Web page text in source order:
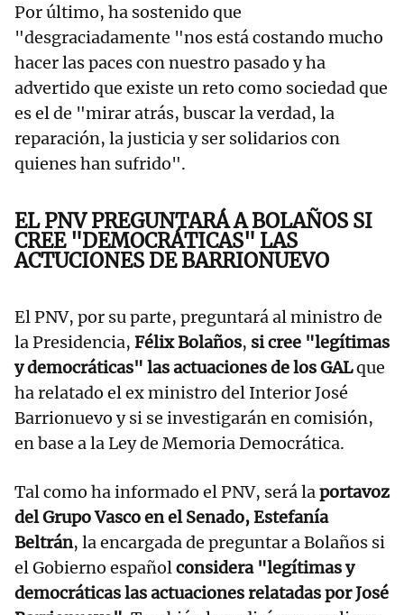
Por último, ha sostenido que
"desgraciadamente "nos está costando mucho
hacer las paces con nuestro pasado y ha
advertido que existe un reto como sociedad que
es el de "mirar atrás, buscar la verdad, la
reparación, la justicia y ser solidarios con
quienes han sufrido".
EL PNV PREGUNTARÁ A BOLAÑOS SI
CREE "DEMOCRÁTICAS" LAS
ACTUCIONES DE BARRIONUEVO
El PNV, por su parte, preguntará al ministro de
la Presidencia, Félix Bolaños, si cree "legítimas
y democráticas" las actuaciones de los GALque
ha relatado el ex ministro del Interior José
Barrionuevo y si se investigarán en comisión,
en base a la Ley de Memoria Democrática.
Tal como ha informado el PNV, será laportavoz
del Grupo Vasco en el Senado, Estefanía
Beltrán, la encargada de preguntar a Bolaños si
el Gobierno españolconsidera "legítimas y
democráticas las actuaciones relatadas por José